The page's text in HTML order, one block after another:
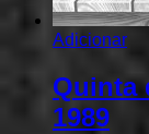
Adicionar
Quinta
1989